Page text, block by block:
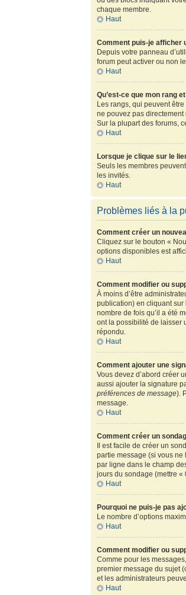
chaque membre.
Haut
Comment puis-je afficher
Depuis votre panneau
forum peut activer ou non
Haut
Qu’est-ce que mon rang
Les rangs, qui peuvent
ne pouvez pas directement
Sur la plupart des forums,
Haut
Lorsque je clique sur le
Seuls les membres
les invités.
Haut
Problèmes liés à la
Comment créer un
Cliquez sur le bouton «
options disponibles est
Haut
Comment modifier ou
À moins d’être
publication) en cliquant
nombre de fois qu’il a été
ont la possibilité de laisser
répondu.
Haut
Comment ajouter une
Vous devez d’abord créer
aussi ajouter la signature
préférences de message).
message.
Haut
Comment créer un
Il est facile de créer un
partie message (si vous
par ligne dans le champ
jours du sondage (mettre
Haut
Pourquoi ne puis-je pas
Le nombre d’options
Haut
Comment modifier ou
Comme pour les
premier message du sujet
et les administrateurs
Haut